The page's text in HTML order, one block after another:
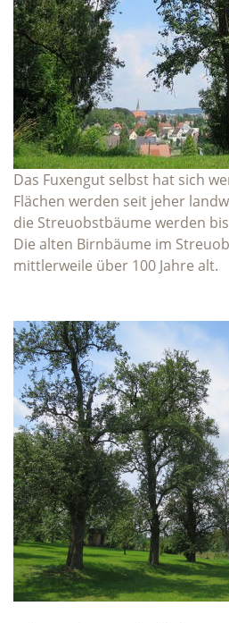
Das Fuxengut selbst hat sich
Flächen werden seit jeher
die Streuobstbäume werden
Die alten Birnbäume im
mittlerweile über 100 Jahre alt.